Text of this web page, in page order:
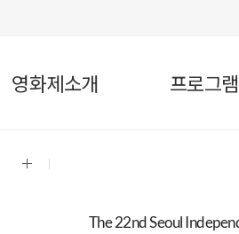
영화제소개 프로그램
The 22nd Seoul